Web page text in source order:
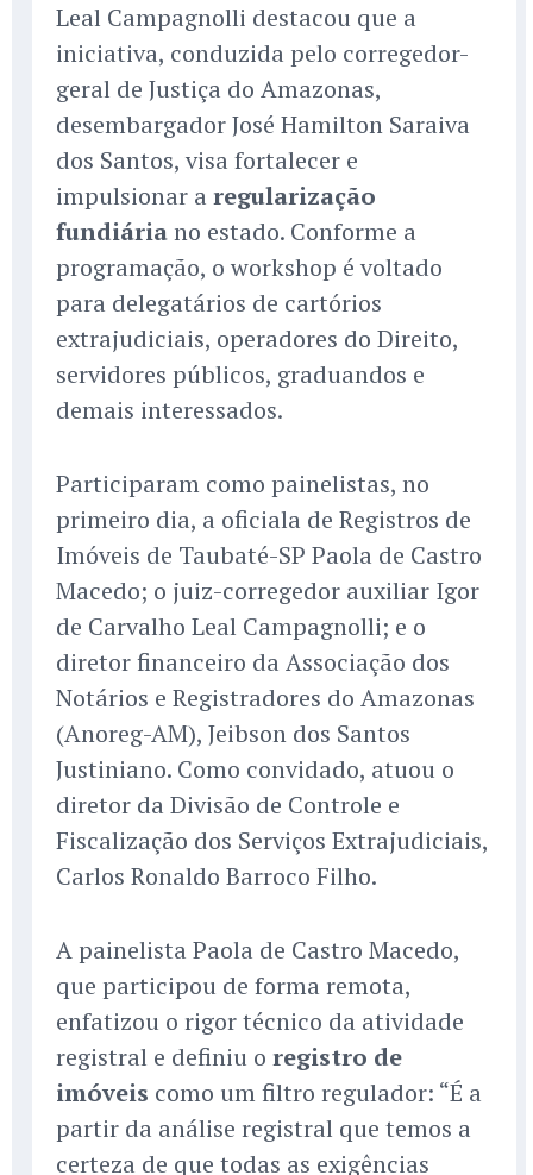
Leal Campagnolli destacou que a
iniciativa, conduzida pelo corregedor-
geral de Justiça do Amazonas,
desembargador José Hamilton Saraiva
dos Santos, visa fortalecer e
impulsionar a regularização
fundiáriano estado. Conforme a
programação, o workshop é voltado
para delegatários de cartórios
extrajudiciais, operadores do Direito,
servidores públicos, graduandos e
demais interessados.
Participaram como painelistas, no
primeiro dia, a oficiala de Registros de
Imóveis de Taubaté-SP Paola de Castro
Macedo; o juiz-corregedor auxiliar Igor
de Carvalho Leal Campagnolli; e o
diretor financeiro da Associação dos
Notários e Registradores do Amazonas
(Anoreg-AM), Jeibson dos Santos
Justiniano. Como convidado, atuou o
diretor da Divisão de Controle e
Fiscalização dos Serviços Extrajudiciais,
Carlos Ronaldo Barroco Filho.
A painelista Paola de Castro Macedo,
que participou de forma remota,
enfatizou o rigor técnico da atividade
registral e definiu o registro de
imóveis como um filtro regulador: “É a
partir da análise registral que temos a
certeza de que todas as exigências